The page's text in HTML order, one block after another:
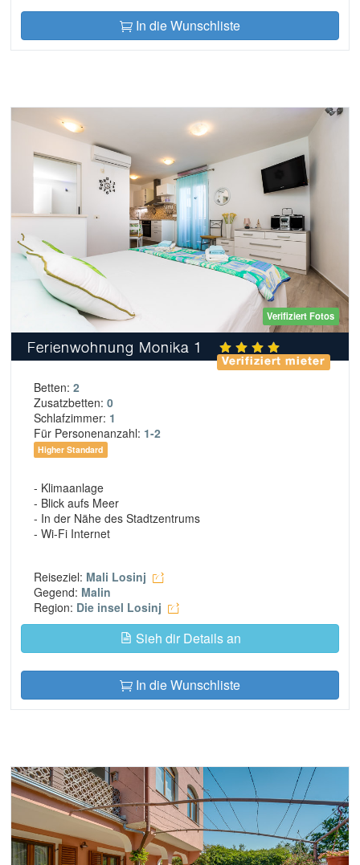
In die Wunschliste
Verifiziert Fotos
Ferienwohnung Monika 1
Verifiziert mieter
Betten: 2
Zusatzbetten: 0
Schlafzimmer: 1
Für Personenanzahl: 1-2
Higher Standard
- Klimaanlage
- Blick aufs Meer
- In der Nähe des Stadtzentrums
- Wi-Fi Internet
Reiseziel: Mali Losinj
Gegend: Malin
Region: Die insel Losinj
Sieh dir Details an
In die Wunschliste